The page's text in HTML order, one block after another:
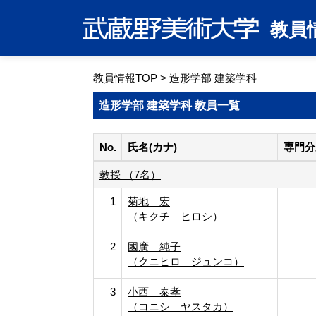
教員
教員情報TOP > 造形学部 建築学科
造形学部 建築学科 教員一覧
No. 氏名(カナ) 専門
教授 （7名）
1
菊地 宏
（キクチ ヒロシ）
2
國廣 純子
（クニヒロ ジュンコ）
3
小西 泰孝
（コニシ ヤスタカ）